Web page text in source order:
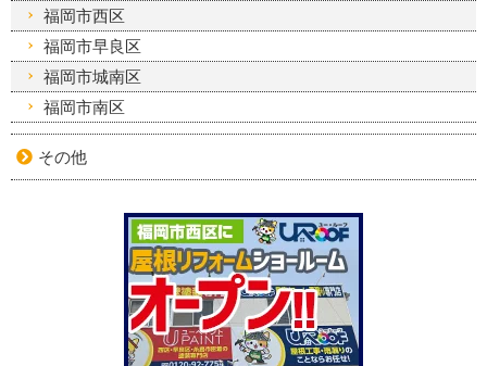
福岡市西区
福岡市早良区
福岡市城南区
福岡市南区
その他